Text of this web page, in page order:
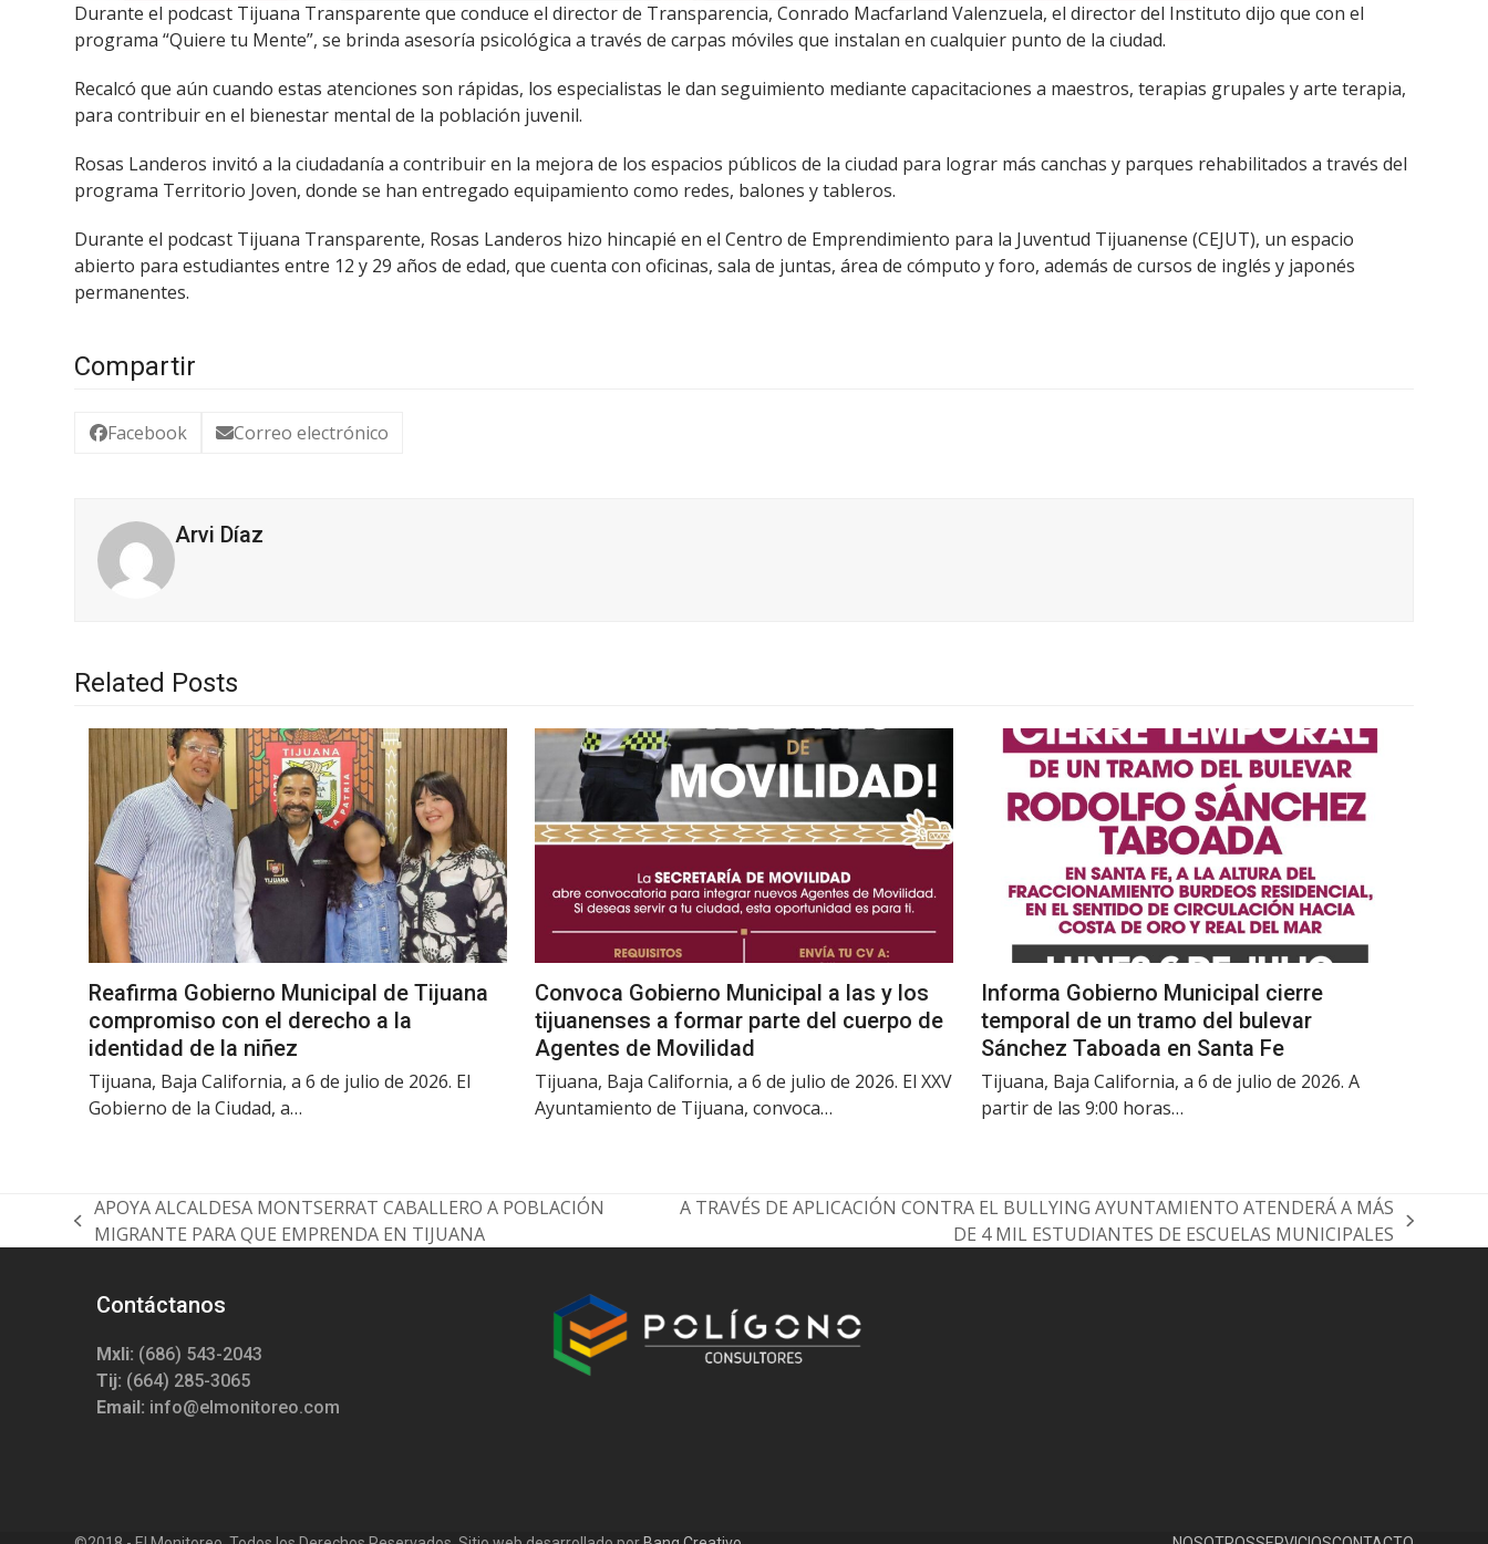
Durante el podcast Tijuana Transparente que conduce el director de Transparencia, Conrado Macfarland Valenzuela, el director del Instituto dijo que con el
programa “Quiere tu Mente”, se brinda asesoría psicológica a través de carpas móviles que instalan en cualquier punto de la ciudad.
Recalcó que aún cuando estas atenciones son rápidas, los especialistas le dan seguimiento mediante capacitaciones a maestros, terapias grupales y arte terapia,
para contribuir en el bienestar mental de la población juvenil.
Rosas Landeros invitó a la ciudadanía a contribuir en la mejora de los espacios públicos de la ciudad para lograr más canchas y parques rehabilitados a través del
programa Territorio Joven, donde se han entregado equipamiento como redes, balones y tableros.
Durante el podcast Tijuana Transparente, Rosas Landeros hizo hincapié en el Centro de Emprendimiento para la Juventud Tijuanense (CEJUT), un espacio
abierto para estudiantes entre 12 y 29 años de edad, que cuenta con oficinas, sala de juntas, área de cómputo y foro, además de cursos de inglés y japonés
permanentes.
Compartir
Facebook Correo electrónico
Arvi Díaz
Related Posts
Reafirma Gobierno Municipal de Tijuana
compromiso con el derecho a la
identidad de la niñez
Tijuana, Baja California, a 6 de julio de 2026. El
Gobierno de la Ciudad, a…
Convoca Gobierno Municipal a las y los
tijuanenses a formar parte del cuerpo de
Agentes de Movilidad
Tijuana, Baja California, a 6 de julio de 2026. El XXV
Ayuntamiento de Tijuana, convoca…
Informa Gobierno Municipal cierre
temporal de un tramo del bulevar
Sánchez Taboada en Santa Fe
Tijuana, Baja California, a 6 de julio de 2026. A
partir de las 9:00 horas…
previous
APOYA ALCALDESA MONTSERRAT CABALLERO A POBLACIÓN
MIGRANTE PARA QUE EMPRENDA EN TIJUANA
A TRAVÉS DE APLICACIÓN CONTRA EL BULLYING AYUNTAMIENTO ATENDERÁ A MÁS
DE 4 MIL ESTUDIANTES DE ESCUELAS MUNICIPALES
Contáctanos
Mxli: (686) 543-2043
Tij: (664) 285-3065
Email: info@elmonitoreo.com